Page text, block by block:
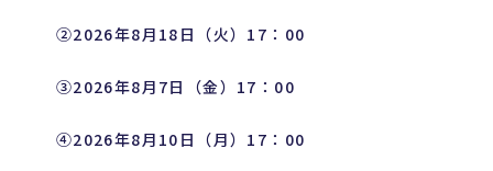
②2026年8月18日（火）17：00
③2026年8月7日（金）17：00
④2026年8月10日（月）17：00